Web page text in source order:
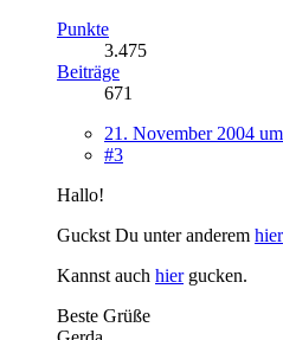
Punkte
3.475
Beiträge
671
21. November 2004
#3
Hallo!
Guckst Du unter anderem hier
Kannst auch hiergucken.
Beste Grüße